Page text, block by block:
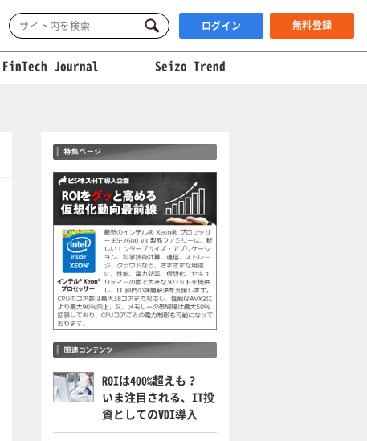
ログイン 無料登録
FinTech Journal Seizo Trend
ROIは400%超えも？
いま注目される、IT投
資としてのVDI導入